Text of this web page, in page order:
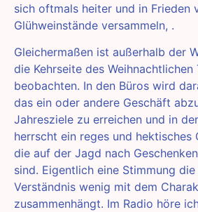
sich oftmals heiter und in Frieden
Glühweinstände versammeln, .
Gleichermaßen ist außerhalb der
die Kehrseite des Weihnachtlichen
beobachten. In den Büros wird
das ein oder andere Geschäft
Jahresziele zu erreichen und in
herrscht ein reges und hektisches
die auf der Jagd nach
sind. Eigentlich eine Stimmung
Verständnis wenig mit dem
zusammenhängt. Im Radio höre